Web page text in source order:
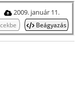
2009. január 11.
Beágyazás